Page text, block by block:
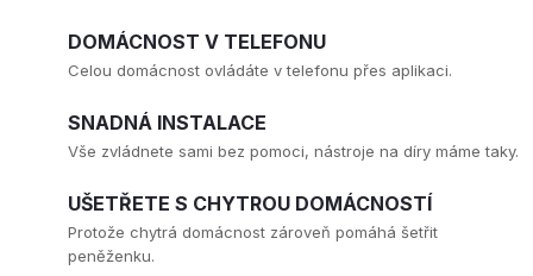
DOMÁCNOST V TELEFONU
Celou domácnost ovládáte v telefonu přes aplikaci.
SNADNÁ INSTALACE
Vše zvládnete sami bez pomoci, nástroje na díry máme taky.
UŠETŘETE S CHYTROU DOMÁCNOSTÍ
Protože chytrá domácnost zároveň pomáhá šetřit
peněženku.